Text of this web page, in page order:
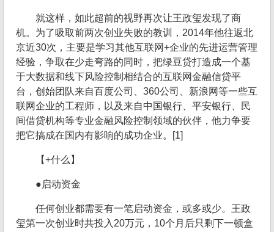
就这样，如此超前的视野再次让王政玺发现了商
机。为了吸取前两次创业失败的教训，2014年他往返北
京近30次，主要是学习其他互联网+企业的先进运营管理
经验，争取在少走弯路的同时，把绿豆贷打造成一个基
于大数据和线下风险控制相结合的互联网金融信贷平
台，创始团队来自百度公司、360公司、新浪网等一些互
联网企业的工程师，以及来自中国银行、平安银行、民
间借贷机构等专业金融风险控制领域的伙伴，他力争要
把它搞成在国内有影响的成功企业。[1]
【+什么】
●启动资金
任何创业都需要有一笔启动资金，或多或少。王政
玺第一次创业时共投入20万元，10个月后只剩下一顿盒